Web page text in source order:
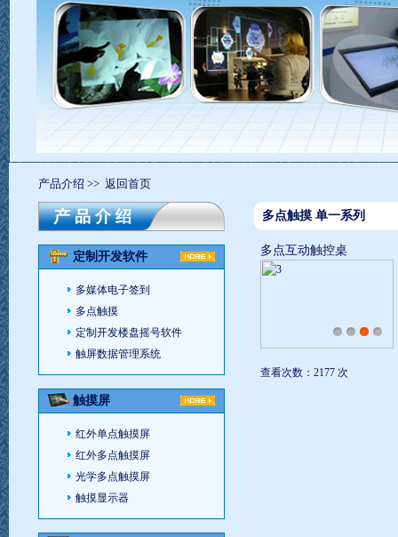
产品介绍 >> 返回首页
定制开发软件
多媒体电子签到
多点触摸
定制开发楼盘摇号软件
触屏数据管理系统
触摸屏
红外单点触摸屏
红外多点触摸屏
光学多点触摸屏
触摸显示器
多点触摸 单一系列
多点互动触控桌
查看次数：2177 次